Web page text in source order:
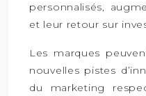
personnalisés,
et leur retour sur
Les marques
nouvelles pistes
du marketing